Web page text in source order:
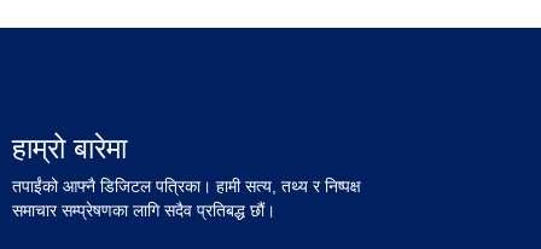
हाम्रो बारेमा
तपाईंको आफ्नै डिजिटल पत्रिका। हामी सत्य, तथ्य र निष्पक्ष
समाचार सम्प्रेषणका लागि सदैव प्रतिबद्ध छौं।